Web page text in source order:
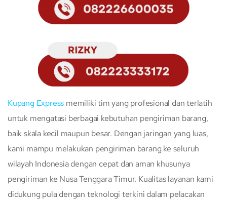
Kupang Express memiliki tim yang profesional dan terlatih
untuk mengatasi berbagai kebutuhan pengiriman barang,
baik skala kecil maupun besar. Dengan jaringan yang luas,
kami mampu melakukan pengiriman barang ke seluruh
wilayah Indonesia dengan cepat dan aman khusunya
pengiriman ke Nusa Tenggara Timur. Kualitas layanan kami
didukung pula dengan teknologi terkini dalam pelacakan